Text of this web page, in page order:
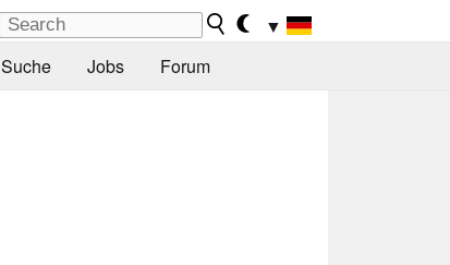
▼
Suche Jobs Forum